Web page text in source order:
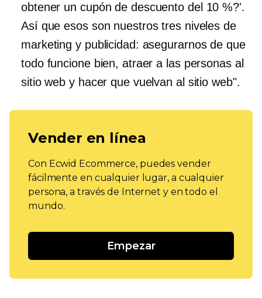
obtener un cupón de descuento del 10 %?'.
Así que esos son nuestros tres niveles de
marketing y publicidad: asegurarnos de que
todo funcione bien, atraer a las personas al
sitio web y hacer que vuelvan al sitio web".
Vender en línea
Con Ecwid Ecommerce, puedes vender
fácilmente en cualquier lugar, a cualquier
persona, a través de Internet y en todo el
mundo.
Empezar